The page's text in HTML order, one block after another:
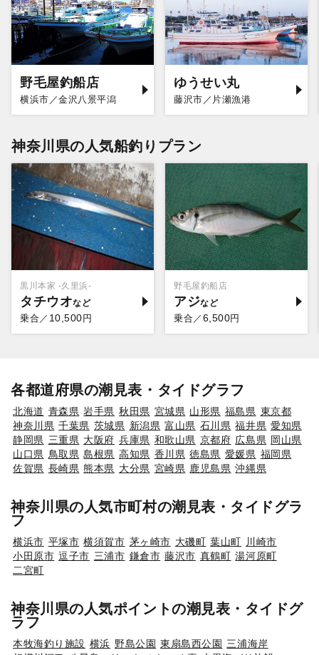
野毛屋釣船店
横浜市／金沢八景平潟
ゆうせい丸
藤沢市／片瀬漁港
神奈川県の人気船釣りプラン
黒川本家 -久里浜-
タチウオ
乗合／ 10,500円
野毛屋釣船店
アジ
乗合／ 6,500円
各都道府県の潮見表・タイドグラフ
北海道 青森県 岩手県 秋田県 宮城県 山形県 福島県 東京都
神奈川県 千葉県 茨城県 新潟県 富山県 石川県 福井県 愛知県
静岡県 三重県 大阪府 兵庫県 和歌山県 京都府 広島県 岡山県
山口県 鳥取県 島根県 高知県 香川県 徳島県 愛媛県 福岡県
佐賀県 長崎県 熊本県 大分県 宮崎県 鹿児島県 沖縄県
神奈川県の人気市町村の潮見表・タイドグラ
フ
横浜市 平塚市 横須賀市 茅ヶ崎市 大磯町 葉山町
川崎市
小田原市 逗子市 三浦市 鎌倉市 藤沢市 真鶴町 湯河原町
二宮町
神奈川県の人気ポイントの潮見表・タイドグ
ラフ
本牧海釣り施設 横浜 野島公園 東扇島西公園 三浦海岸